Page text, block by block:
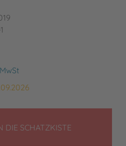
DIE SCHATZKISTELEGEN